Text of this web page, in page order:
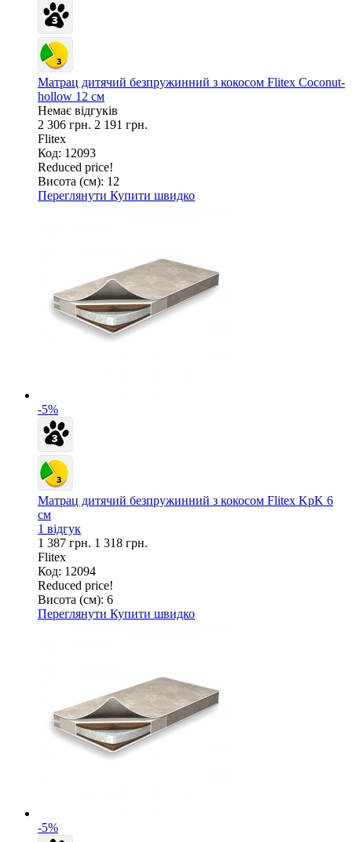
Матрац дитячий безпружинний з кокосом Flitex Coconut-
hollow 12 см
Немає відгуків
2 306 грн. 2 191 грн.
Flitex
Код: 12093
Reduced price!
Висота (см): 12
Переглянути Купити швидко
-5%
Матрац дитячий безпружинний з кокосом Flitex KpK 6
см
1 відгук
1 387 грн. 1 318 грн.
Flitex
Код: 12094
Reduced price!
Висота (см): 6
Переглянути Купити швидко
-5%